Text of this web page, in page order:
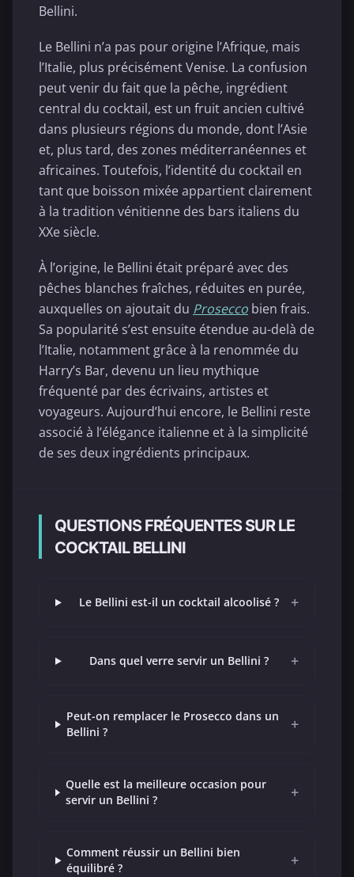
Bellini.
Le Bellini n’a pas pour origine l’Afrique, mais
l’Italie, plus précisément Venise. La confusion
peut venir du fait que la pêche, ingrédient
central du cocktail, est un fruit ancien cultivé
dans plusieurs régions du monde, dont l’Asie
et, plus tard, des zones méditerranéennes et
africaines. Toutefois, l’identité du cocktail en
tant que boisson mixée appartient clairement
à la tradition vénitienne des bars italiens du
XXe siècle.
À l’origine, le Bellini était préparé avec des
pêches blanches fraîches, réduites en purée,
auxquelles on ajoutait du Prosecco bien frais.
Sa popularité s’est ensuite étendue au-delà de
l’Italie, notamment grâce à la renommée du
Harry’s Bar, devenu un lieu mythique
fréquenté par des écrivains, artistes et
voyageurs. Aujourd’hui encore, le Bellini reste
associé à l’élégance italienne et à la simplicité
de ses deux ingrédients principaux.
QUESTIONS FRÉQUENTES SUR LE
COCKTAIL BELLINI
Le Bellini est-il un cocktail alcoolisé ? +
Dans quel verre servir un Bellini ? +
Peut-on remplacer le Prosecco dans un
Bellini ?
+
Quelle est la meilleure occasion pour
servir un Bellini ?
+
Comment réussir un Bellini bien
équilibré ?
+